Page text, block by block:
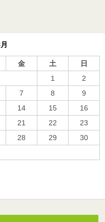
金 土
日
1
2
7 8
9
14 15
16
21 22
23
28 29
30